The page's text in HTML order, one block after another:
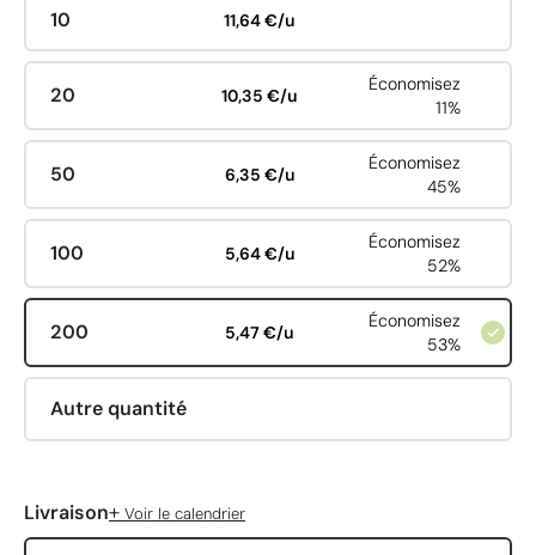
10 11,64 €/u
20 10,35 €/u
Économisez
11%
50 6,35 €/u
Économisez
45%
100 5,64 €/u
Économisez
52%
200 5,47 €/u
Économisez
53%
Autre quantité
Livraison+ Voir le calendrier